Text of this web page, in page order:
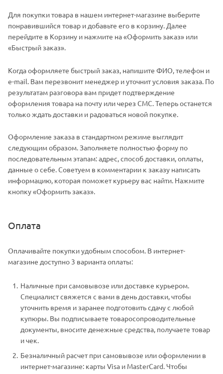
Для покупки товара в нашем интернет-магазине выберите
понравившийся товар и добавьте его в корзину. Далее
перейдите в Корзину и нажмите на «Оформить заказ» или
«Быстрый заказ».
Когда оформляете быстрый заказ, напишите ФИО, телефон и
e-mail. Вам перезвонит менеджер и уточнит условия заказа. По
результатам разговора вам придет подтверждение
оформления товара на почту или через СМС. Теперь останется
только ждать доставки и радоваться новой покупке.
Оформление заказа в стандартном режиме выглядит
следующим образом. Заполняете полностью форму по
последовательным этапам: адрес, способ доставки, оплаты,
данные о себе. Советуем в комментарии к заказу написать
информацию, которая поможет курьеру вас найти. Нажмите
кнопку «Оформить заказ».
Оплата
Оплачивайте покупки удобным способом. В интернет-
магазине доступно 3 варианта оплаты:
Наличные при самовывозе или доставке курьером.
Специалист свяжется с вами в день доставки, чтобы
уточнить время и заранее подготовить сдачу с любой
купюры. Вы подписываете товаросопроводительные
документы, вносите денежные средства, получаете товар
и чек.
Безналичный расчет при самовывозе или оформлении в
интернет-магазине: карты Visa и MasterCard. Чтобы